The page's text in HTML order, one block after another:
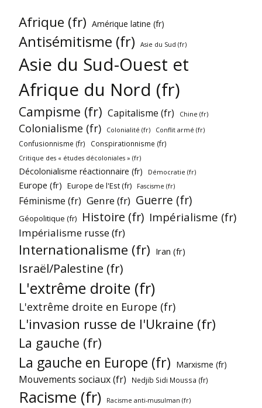
Afrique (fr) Amérique latine (fr)
Antisémitisme (fr) Asie du Sud (fr)
Asie du Sud-Ouest et
Afrique du Nord (fr)
Campisme (fr) Capitalisme (fr) Chine (fr)
Colonialisme (fr) Colonialité (fr) Conflit armé (fr)
Confusionnisme (fr) Conspirationnisme (fr)
Critique des « études décoloniales » (fr)
Décolonialisme réactionnaire (fr) Démocratie (fr)
Europe (fr) Europe de l'Est (fr) Fascisme (fr)
Féminisme (fr) Genre (fr) Guerre (fr)
Géopolitique (fr) Histoire (fr) Impérialisme (fr)
Impérialisme russe (fr)
Internationalisme (fr) Iran (fr)
Israël/Palestine (fr)
L'extrême droite (fr)
L'extrême droite en Europe (fr)
L'invasion russe de l'Ukraine (fr)
La gauche (fr)
La gauche en Europe (fr) Marxisme (fr)
Mouvements sociaux (fr) Nedjib Sidi Moussa (fr)
Racisme (fr) Racisme anti-musulman (fr)